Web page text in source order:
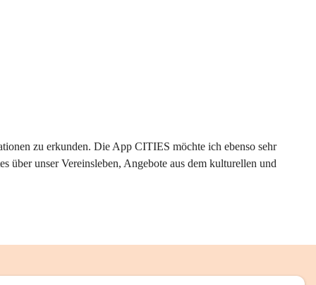
zu erkunden. Die App CITIES möchte ich ebenso sehr
über unser Vereinsleben, Angebote aus dem kulturellen und